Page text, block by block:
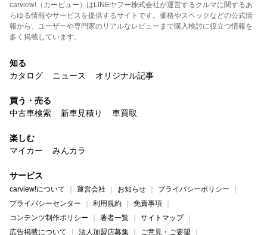
carview!（カービュー）はLINEヤフー株式会社が運営するクルマに関するあ
らゆる情報やサービスを提供するサイトです。価格やスペックなどの公式情
報から、ユーザーや専門家のリアルなレビューまで購入検討に役立つ情報を
多く掲載しています。
知る
カタログ
ニュース オリジナル記事
買う・売る
中古車検索
新車見積り 車買取
楽しむ
マイカー
みんカラ
サービス
carview!について 運営会社 お知らせ
プライバシーポリシー
プライバシーセンター
利用規約
免責事項
コンテンツ制作ポリシー
著者一覧
サイトマップ
広告掲載について
法人加盟店募集 ご意見・ご要望